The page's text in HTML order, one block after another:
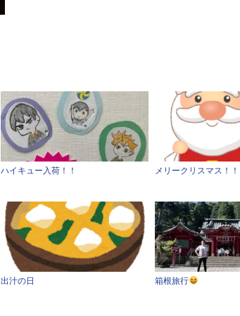
ハイキュー入荷！！ メリークリスマス！！
出汁の日 箱根旅行